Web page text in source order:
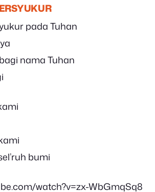
pada Tuhan
nama Tuhan
bumi
watch?v=zx-WbGmqSq8